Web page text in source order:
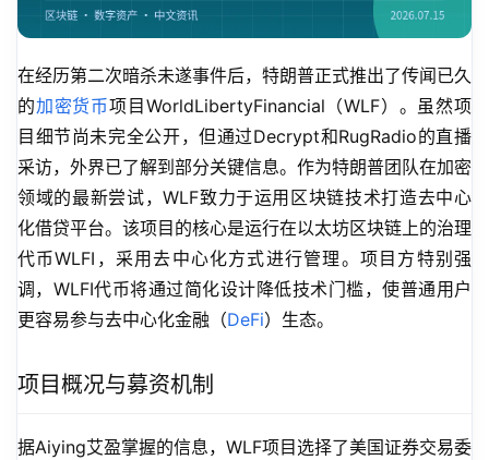
在经历第二次暗杀未遂事件后，特朗普正式推出了传闻已久
的加密货币项目WorldLibertyFinancial（WLF）。虽然项
目细节尚未完全公开，但通过Decrypt和RugRadio的直播
采访，外界已了解到部分关键信息。作为特朗普团队在加密
领域的最新尝试，WLF致力于运用区块链技术打造去中心
化借贷平台。该项目的核心是运行在以太坊区块链上的治理
代币WLFI，采用去中心化方式进行管理。项目方特别强
调，WLFI代币将通过简化设计降低技术门槛，使普通用户
更容易参与去中心化金融（DeFi）生态。
项目概况与募资机制
据Aiying艾盈掌握的信息，WLF项目选择了美国证券交易委